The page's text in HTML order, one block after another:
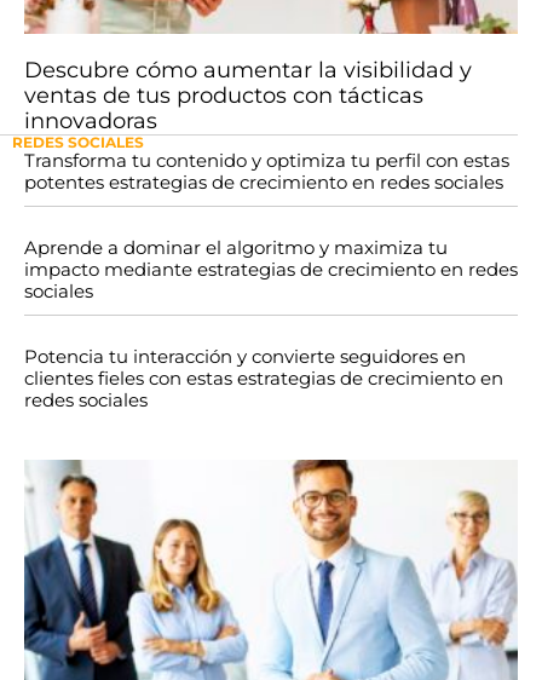
Descubre cómo aumentar la visibilidad y
ventas de tus productos con tácticas
innovadoras
REDES SOCIALES
Transforma tu contenido y optimiza tu perfil con estas
potentes estrategias de crecimiento en redes sociales
Aprende a dominar el algoritmo y maximiza tu
impacto mediante estrategias de crecimiento en redes
sociales
Potencia tu interacción y convierte seguidores en
clientes fieles con estas estrategias de crecimiento en
redes sociales